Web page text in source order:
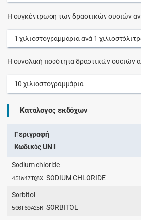
Η συγκέντρωση των δραστικών ουσιών
1 χιλιοστογραμμάριαανά 1
Η συνολική ποσότητα δραστικών ουσιών
10 χιλιοστογραμμάρια
Κατάλογος εκδόχων
Περιγραφή
Κωδικός UNII
Sodium chloride
451W47IQ8X SODIUM CHLORIDE
Sorbitol
506T60A25R SORBITOL